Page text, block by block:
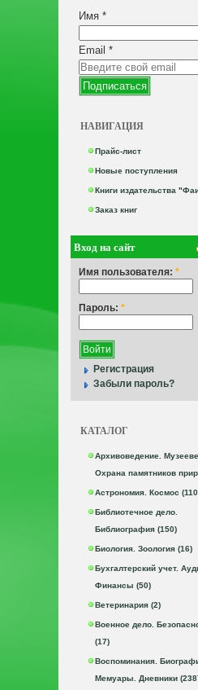
Имя *
Email *
НАВИГАЦИЯ
Прайс-лист
Новые поступления
Книги издательства
Заказ книг
Вход на сайт
Имя пользователя: *
Пароль: *
Регистрация
Забыли пароль?
КАТАЛОГ
Архивоведение.
Охрана памятников
Астрономия. Космос
Библиотечное дело.
Библиография (150)
Биология. Зоология (16)
Бухгалтерский учет.
Финансы (50)
Ветеринария (2)
Военное дело.
(17)
Воспоминания.
Мемуары. Дневники